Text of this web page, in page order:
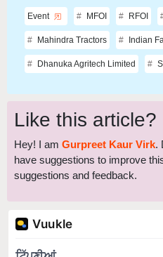
Event MFOI RFOI
Mahindra Tractors Indian
Dhanuka Agritech Limited
Like this article?
Hey! I am Gurpreet Kaur Virk.
have suggestions to improve
suggestions and feedback.